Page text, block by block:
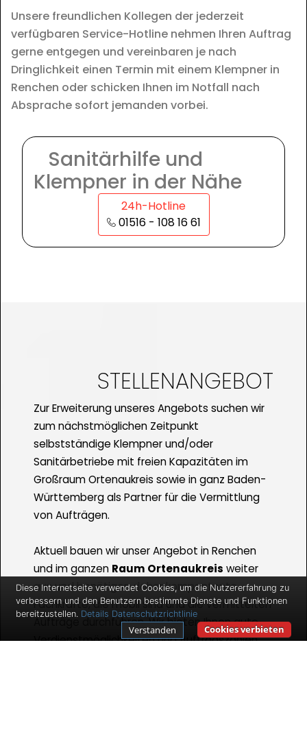
Unsere freundlichen Kollegen der jederzeit
verfügbaren Service-Hotline nehmen Ihren Auftrag
gerne entgegen und vereinbaren je nach
Dringlichkeit einen Termin mit einem Klempner in
Renchen oder schicken Ihnen im Notfall nach
Absprache sofort jemanden vorbei.
Sanitärhilfe und
Klempner in der Nähe
24h-Hotline
01516 - 108 16 61
STELLENANGEBOT
Zur Erweiterung unseres Angebots suchen wir
zum nächstmöglichen Zeitpunkt
selbstständige Klempner und/oder
Sanitärbetriebe mit freien Kapazitäten im
Großraum Ortenaukreis sowie in ganz Baden-
Württemberg als Partner für die Vermittlung
von Aufträgen.
Aktuell bauen wir unser Angebot in Renchen
und im ganzen Raum Ortenaukreis weiter
aus und benötigen daher kompentente
Fachkräfte, die mobil sind und die vermittelten
Aufträge durchführen. Wir bieten Ihnen gute
Verdienstmöglichkeiten und Auftragszahlen
Diese Internetseite verwendet Cookies, um die Nutzererfahrung zu
verbessern und den Benutzern bestimmte Dienste und Funktionen
bereitzustellen. Details Datenschutzrichtlinie
Cookies verbieten
Verstanden